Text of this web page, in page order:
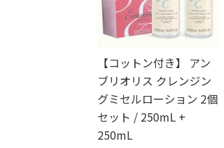
【コットン付き】 アン
ブリオリス クレンジン
グミセルローション 2個
セット / 250mL +
250mL